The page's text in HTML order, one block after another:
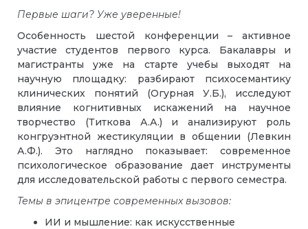
Первые шаги? Уже уверенные!
Особенность шестой конференции – активное
участие студентов первого курса. Бакалавры и
магистранты уже на старте учебы выходят на
научную площадку: разбирают психосемантику
клинических понятий (Огурная У.Б.), исследуют
влияние когнитивных искажений на научное
творчество (Титкова А.А.) и анализируют роль
конгруэнтной жестикуляции в общении (Левкин
А.Ф.). Это наглядно показывает: современное
психологическое образование дает инструменты
для исследовательской работы с первого семестра.
Темы в эпицентре современных вызовов:
ИИ и мышление: как искусственные